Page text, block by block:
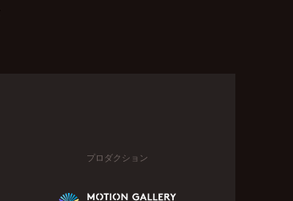
プロダクション